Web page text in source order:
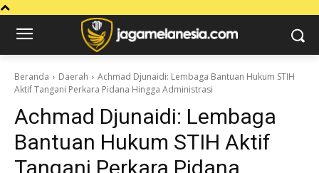
Beranda Daerah
Achmad Djunaidi: Lembaga Bantuan Hukum STIH
Aktif Tangani Perkara Pidana Hingga Administrasi
Achmad Djunaidi: Lembaga
Bantuan Hukum STIH Aktif
Tangani Perkara Pidana